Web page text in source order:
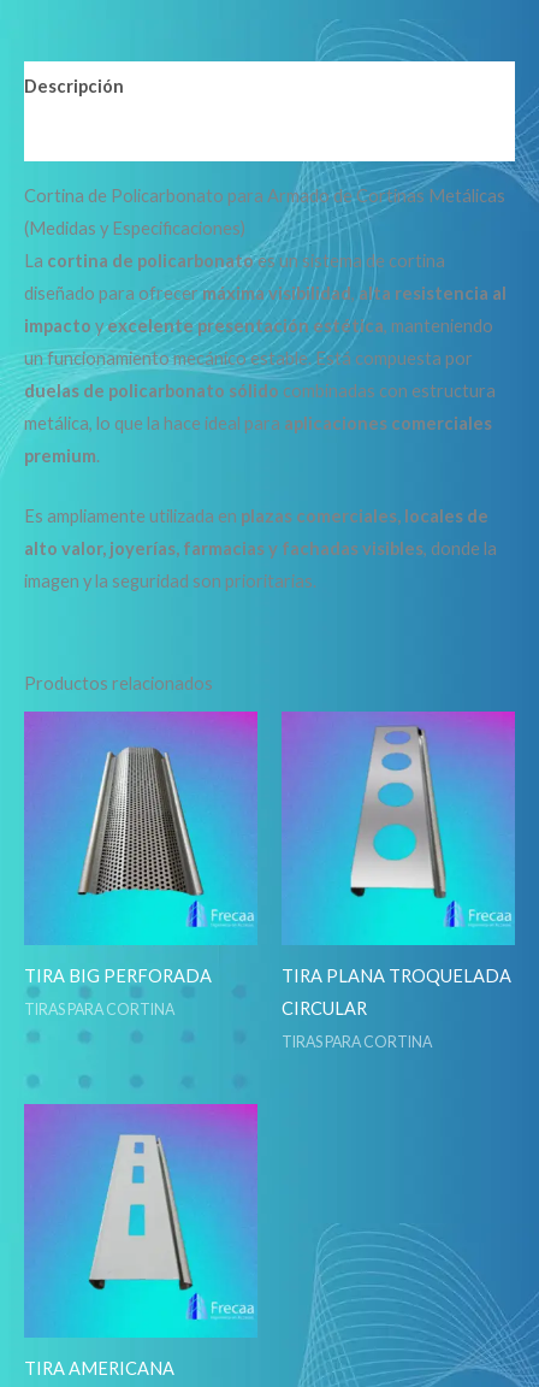
Descripción
Cortina de Policarbonato para Armado de Cortinas Metálicas
(Medidas y Especificaciones)
La cortina de policarbonatoes un sistema de cortina
diseñado para ofrecer máxima visibilidad, alta resistencia al
impacto yexcelente presentación estética, manteniendo
un funcionamiento mecánico estable. Está compuesta por
duelas de policarbonato sólido combinadas con estructura
metálica, lo que la hace ideal para aplicaciones comerciales
premium.
Es ampliamente utilizada en plazas comerciales, locales de
alto valor, joyerías, farmacias y fachadas visibles, donde la
imagen y la seguridad son prioritarias.
Productos relacionados
TIRA BIG PERFORADA
TIRAS PARA CORTINA
TIRA PLANA TROQUELADA
CIRCULAR
TIRAS PARA CORTINA
TIRA AMERICANA